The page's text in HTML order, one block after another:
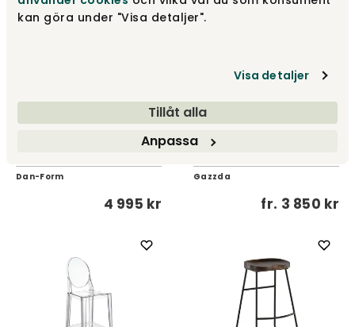
kan göra under "Visa detaljer".
Visa detaljer
Tillåt alla
Anpassa
Dan-Form
4 995 kr
Gazzda
fr. 3 850 kr